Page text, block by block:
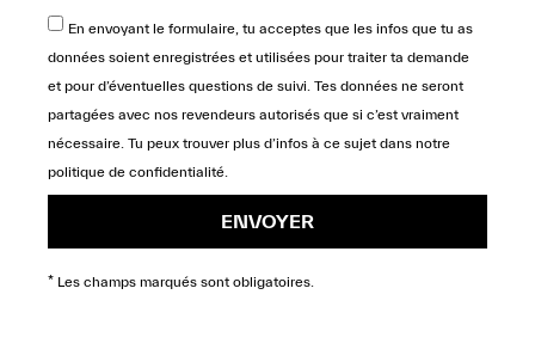
En envoyant le formulaire, tu acceptes que les infos que tu as
données soient enregistrées et utilisées pour traiter ta demande
et pour d’éventuelles questions de suivi. Tes données ne seront
partagées avec nos revendeurs autorisés que si c’est vraiment
nécessaire. Tu peux trouver plus d’infos à ce sujet dans notre
politique de confidentialité
ENVOYER
* Les champs marqués sont obligatoires.